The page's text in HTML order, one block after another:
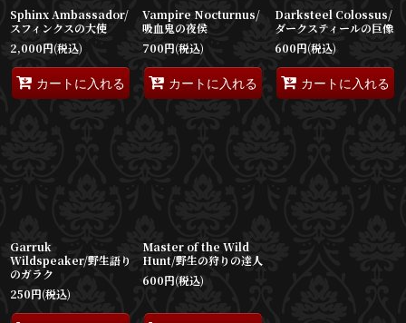
Sphinx Ambassador/
スフィンクスの大使
2,000円(税込)
カートに入れる
Vampire Nocturnus/
吸血鬼の夜侯
700円(税込)
カートに入れる
Darksteel Colossus/
ダークスティールの巨像
600円(税込)
カートに入れる
Garruk
Wildspeaker/野生語り
のガラク
250円(税込)
Master of the Wild
Hunt/野生の狩りの達人
600円(税込)